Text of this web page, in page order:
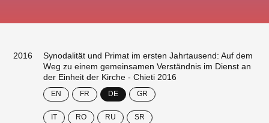
2016
Synodalität und Primat im ersten Jahrtausend: Auf dem
Weg zu einem gemeinsamen Verständnis im Dienst an
der Einheit der Kirche - Chieti 2016
EN FR DE GR
IT RO RU SR